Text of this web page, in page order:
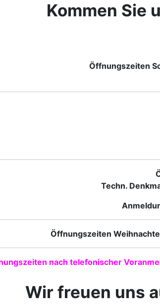
Kommen Sie
Öffnungszeiten
Techn.
Öffnungszeiten
nach telefonischer
Wir freuen uns